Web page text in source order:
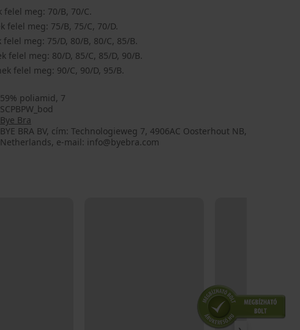
meg: 70/B, 70/C.
felel meg: 75/B, 75/C, 70/D.
meg: 75/D, 80/B, 80/C, 85/B.
felel meg: 80/D, 85/C, 85/D, 90/B.
felel meg: 90/C, 90/D, 95/B.
59% poliamid, 7
SCPBPW_bod
Bye Bra
BYE BRA BV, cím: Technologieweg 7, 4906AC Oosterhout NB,
Netherlands, e-mail: info@byebra.com